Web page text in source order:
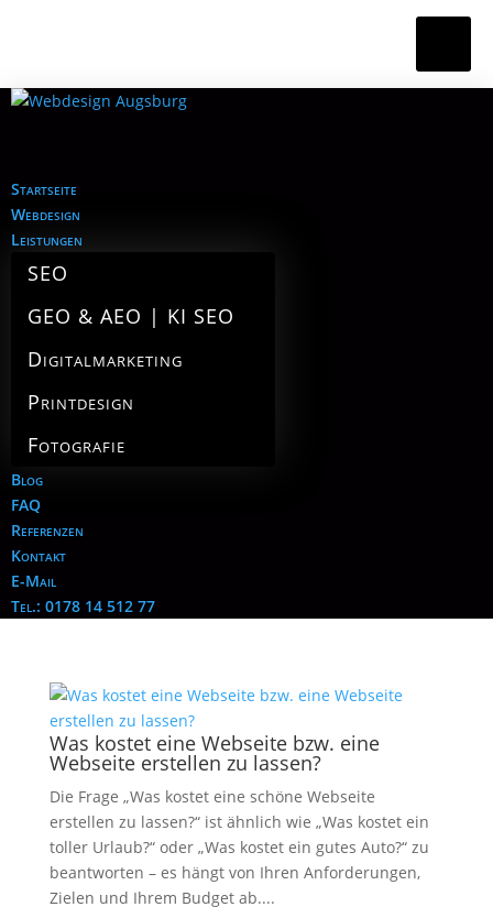
Startseite
Webdesign
Leistungen
SEO
GEO & AEO | KI SEO
Digitalmarketing
Printdesign
Fotografie
Blog
FAQ
Referenzen
Kontakt
E-Mail
Tel.: 0178 14 512 77
Was kostet eine Webseite bzw. eine
Webseite erstellen zu lassen?
Die Frage „Was kostet eine schöne Webseite
erstellen zu lassen?“ ist ähnlich wie „Was kostet ein
toller Urlaub?“ oder „Was kostet ein gutes Auto?“ zu
beantworten – es hängt von Ihren Anforderungen,
Zielen und Ihrem Budget ab....